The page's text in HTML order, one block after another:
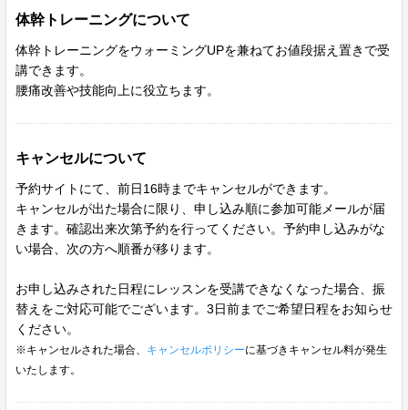
体幹トレーニングについて
体幹トレーニングをウォーミングUPを兼ねてお値段据え置きで受
講できます。
腰痛改善や技能向上に役立ちます。
キャンセルについて
予約サイトにて、前日16時までキャンセルができます。
キャンセルが出た場合に限り、申し込み順に参加可能メールが届
きます。確認出来次第予約を行ってください。予約申し込みがな
い場合、次の方へ順番が移ります。
お申し込みされた日程にレッスンを受講できなくなった場合、振
替えをご対応可能でございます。3日前までご希望日程をお知らせ
ください。
※キャンセルされた場合、 キャンセルポリシーに基づきキャンセル料が発生
いたします。